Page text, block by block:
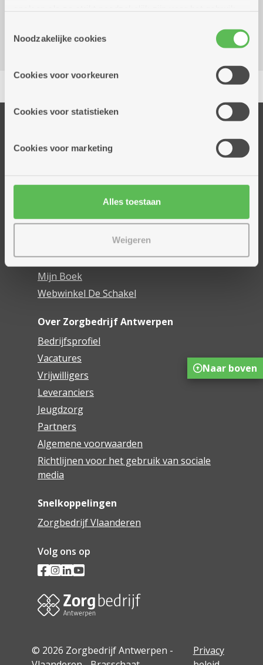
cookies hebben we jouw toestemming nodig. Sommige
cookies worden geplaatst door derde partijen die een
informatie over jouw (geanonimiseerd) gebruik van onze
partners kunnen deze gegevens combineren met andere
Noodzakelijke cookies
Cookies voor voorkeuren
Cookies voor statistieken
Cookies voor marketing
Alles toestaan
Weigeren
2610 Wilrijk
Delen
Thuisdiensten
Assistentiewoningen
Mijn Zorgbedrijf
Onze innovaties
Mijn Boek
Webwinkel De Schakel
Over Zorgbedrijf Antwerpen
Bedrijfsprofiel
Vacatures
Vrijwilligers
Leveranciers
Jeugdzorg
Partners
Algemene voorwaarden
Richtlijnen voor het gebruik van sociale
media
Snelkoppelingen
Zorgbedrijf Vlaanderen
Volg ons op
© 2026 Zorgbedrijf Antwerpen -
Privacy
Naar boven